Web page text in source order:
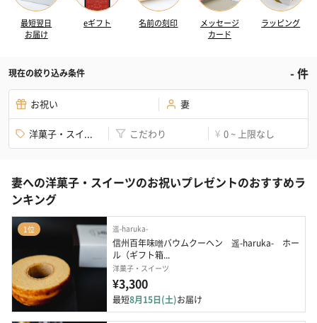
最短翌日
お届け
eギフト 名前の刻印
メッセージ
カード
ラッピング
現在の絞り込み条件 -件
お祝い 妻
洋菓子・スイ... こだわり ¥ 0 ~ 上限なし
妻への洋菓子・スイーツのお祝いプレゼントのおすすめラ
ンキング
1位 遥-haruka-
信州百年味噌バウムクーヘン　遥-haruka-　ホー
ル（ギフト箱...
洋菓子・スイーツ
¥3,300
最短8月15日(土)お届け